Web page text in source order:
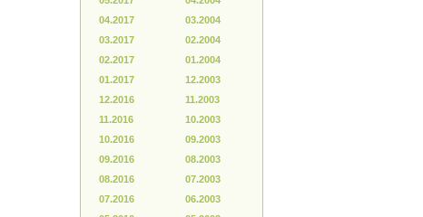
04.2017
03.2017
02.2017
01.2017
12.2016
11.2016
10.2016
09.2016
08.2016
07.2016
03.2004
02.2004
01.2004
12.2003
11.2003
10.2003
09.2003
08.2003
07.2003
06.2003